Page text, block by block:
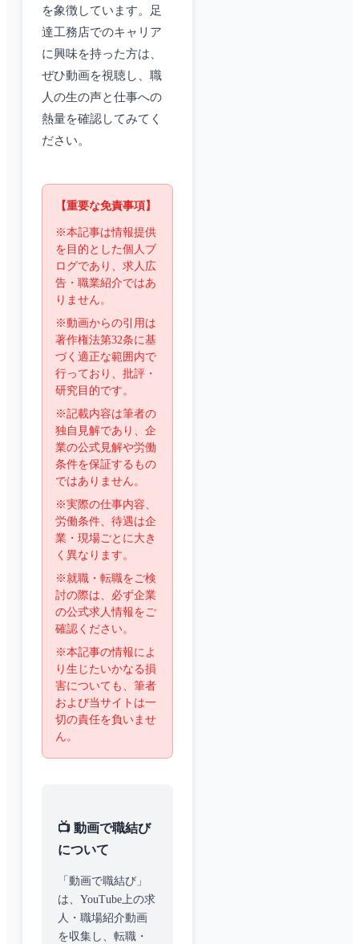
を象徴しています。足
達工務店でのキャリア
に興味を持った方は、
ぜひ動画を視聴し、職
人の生の声と仕事への
熱量を確認してみてく
ださい。
【重要な免責事項】
※本記事は情報提供
を目的とした個人ブ
ログであり、求人広
告・職業紹介ではあ
りません。
※動画からの引用は
著作権法第32条に基
づく適正な範囲内で
行っており、批評・
研究目的です。
※記載内容は筆者の
独自見解であり、企
業の公式見解や労働
条件を保証するもの
ではありません。
※実際の仕事内容、
労働条件、待遇は企
業・現場ごとに大き
く異なります。
※就職・転職をご検
討の際は、必ず企業
の公式求人情報をご
確認ください。
※本記事の情報によ
り生じたいかなる損
害についても、筆者
および当サイトは一
切の責任を負いませ
ん。
📺 動画で職結び
について
「動画で職結び」
は、YouTube上の求
人・職場紹介動画
を収集し、転職・